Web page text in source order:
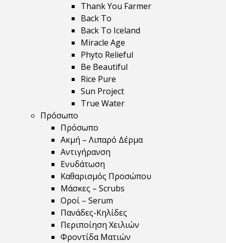
Thank You Farmer
Back To
Back To Iceland
Miracle Age
Phyto Relieful
Be Beautiful
Rice Pure
Sun Project
True Water
Πρόσωπο
Πρόσωπο
Ακμή – Λιπαρό Δέρμα
Αντιγήρανση
Ενυδάτωση
Καθαρισμός Προσώπου
Μάσκες – Scrubs
Οροί – Serum
Πανάδες-Κηλίδες
Περιποίηση Χειλιών
Φροντίδα Ματιών